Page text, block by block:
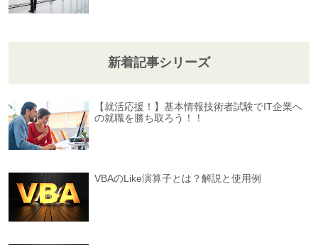
新着記事シリーズ
【就活応援！】基本情報技術者試験でIT企業へ
の就職を勝ち取ろう！！
VBAのLike演算子とは？解説と使用例